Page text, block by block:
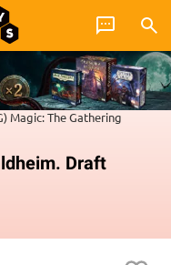
Magic: The Gathering
Draft